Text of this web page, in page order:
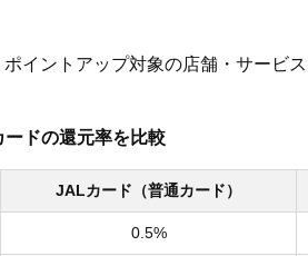
イントアップ対象の店舗・サービ
ドの還元率を比較
JALカード（普通カード）
0.5%